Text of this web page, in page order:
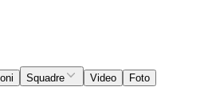
Squadre Video Foto